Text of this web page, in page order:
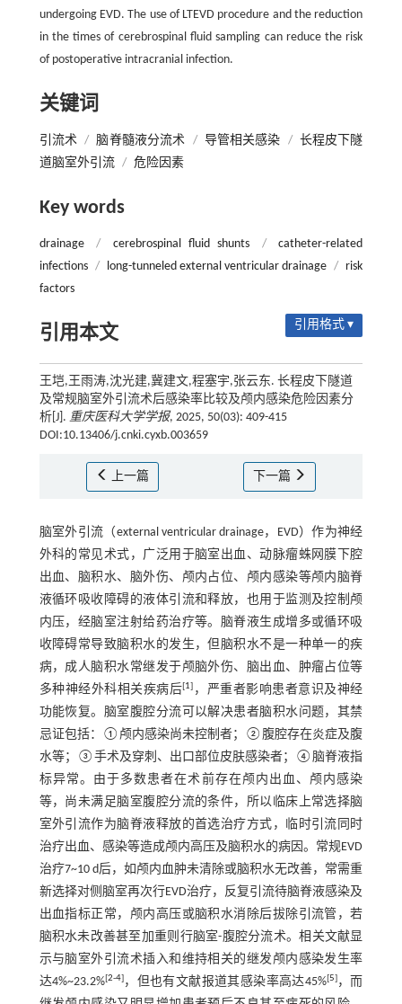
undergoing EVD. The use of LTEVD procedure and the reduction
in the times of cerebrospinal fluid sampling can reduce the risk
of postoperative intracranial infection.
关键词
引流术 / 脑脊髓液分流术 / 导管相关感染 / 长程皮下隧
道脑室外引流 / 危险因素
Key words
drainage / cerebrospinal fluid shunts /
catheter-related
infections / long-tunneled external ventricular drainage / risk
factors
引用本文 引用格式 ▾
王垲,王雨涛,沈光建,冀建文,程塞宇,张云东. 长程皮下隧道
及常规脑室外引流术后感染率比较及颅内感染危险因素分
析[J]. 重庆医科大学学报, 2025, 50(03): 409-415
DOI:10.13406/j.cnki.cyxb.003659
上一篇 下一篇
脑室外引流（external ventricular drainage，EVD）作为神经
外科的常见术式，广泛用于脑室出血、动脉瘤蛛网膜下腔
出血、脑积水、脑外伤、颅内占位、颅内感染等颅内脑脊
液循环吸收障碍的液体引流和释放，也用于监测及控制颅
内压，经脑室注射给药治疗等。脑脊液生成增多或循环吸
收障碍常导致脑积水的发生，但脑积水不是一种单一的疾
病，成人脑积水常继发于颅脑外伤、脑出血、肿瘤占位等
多种神经外科相关疾病后[1] ，严重者影响患者意识及神经
功能恢复。脑室腹腔分流可以解决患者脑积水问题，其禁
忌证包括：①颅内感染尚未控制者；②腹腔存在炎症及腹
水等；③手术及穿刺、出口部位皮肤感染者；④脑脊液指
标异常。由于多数患者在术前存在颅内出血、颅内感染
等，尚未满足脑室腹腔分流的条件，所以临床上常选择脑
室外引流作为脑脊液释放的首选治疗方式，临时引流同时
治疗出血、感染等造成颅内高压及脑积水的病因。常规EVD
治疗7~10 d后，如颅内血肿未清除或脑积水无改善，常需重
新选择对侧脑室再次行EVD治疗，反复引流待脑脊液感染及
出血指标正常，颅内高压或脑积水消除后拔除引流管，若
脑积水未改善甚至加重则行脑室-腹腔分流术。相关文献显
示与脑室外引流术插入和维持相关的继发颅内感染发生率
达4%~23.2%[2-4]，但也有文献报道其感染率高达45%[5]，而